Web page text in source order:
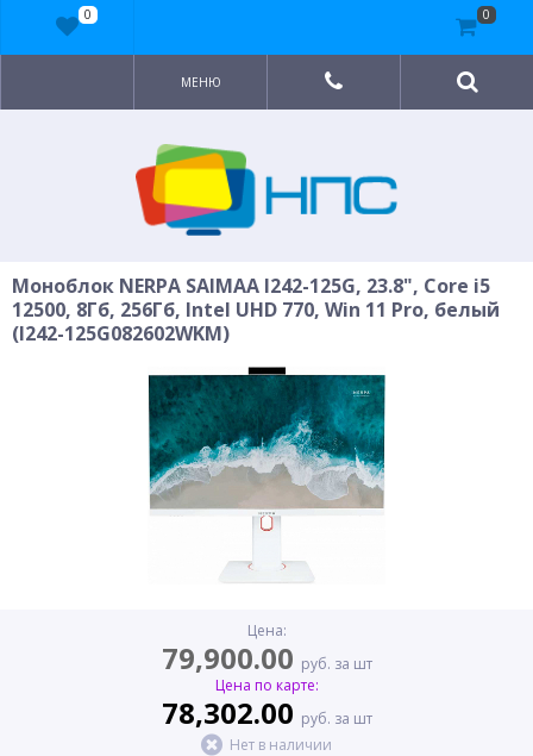
МЕНЮ
Моноблок NERPA SAIMAA I242-125G, 23.8", Core i5
12500, 8Гб, 256Гб, Intel UHD 770, Win 11 Pro, белый
(I242-125G082602WKM)
Цена:
79,900.00 руб. за шт
Цена по карте:
78,302.00 руб. за шт
Нет в наличии
0 0